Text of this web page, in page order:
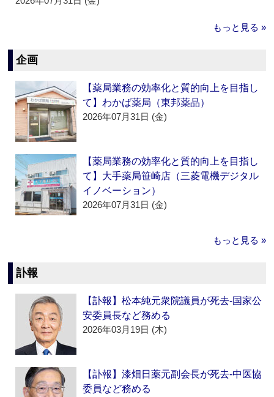
もっと見る »
企画
【薬局業務の効率化と質的向上を目指し
て】わかば薬局（東邦薬品）
2026年07月31日 (金)
【薬局業務の効率化と質的向上を目指し
て】大手薬局笹崎店（三菱電機デジタル
イノベーション）
2026年07月31日 (金)
もっと見る »
訃報
【訃報】松本純元衆院議員が死去‐国家公
安委員長など務める
2026年03月19日 (木)
【訃報】漆畑日薬元副会長が死去‐中医協
委員など務める